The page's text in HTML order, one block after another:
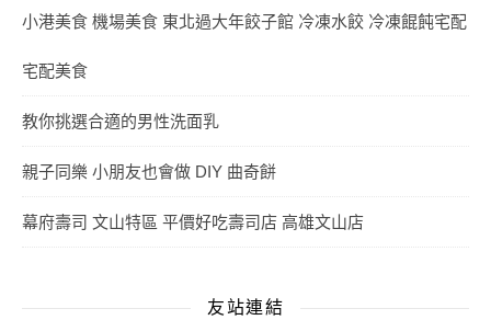
小港美食 機場美食 東北過大年餃子館 冷凍水餃 冷凍餛飩宅配
宅配美食
教你挑選合適的男性洗面乳
親子同樂 小朋友也會做 DIY 曲奇餅
幕府壽司 文山特區 平價好吃壽司店 高雄文山店
友站連結